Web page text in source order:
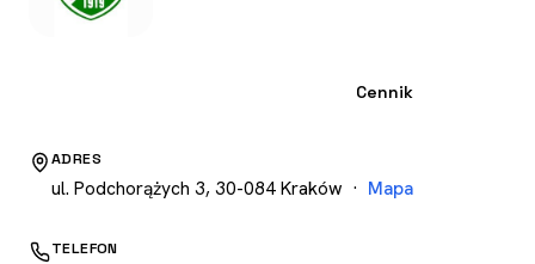
Cennik
ADRES
ul. Podchorążych 3, 30-084 Kraków · Mapa
TELEFON